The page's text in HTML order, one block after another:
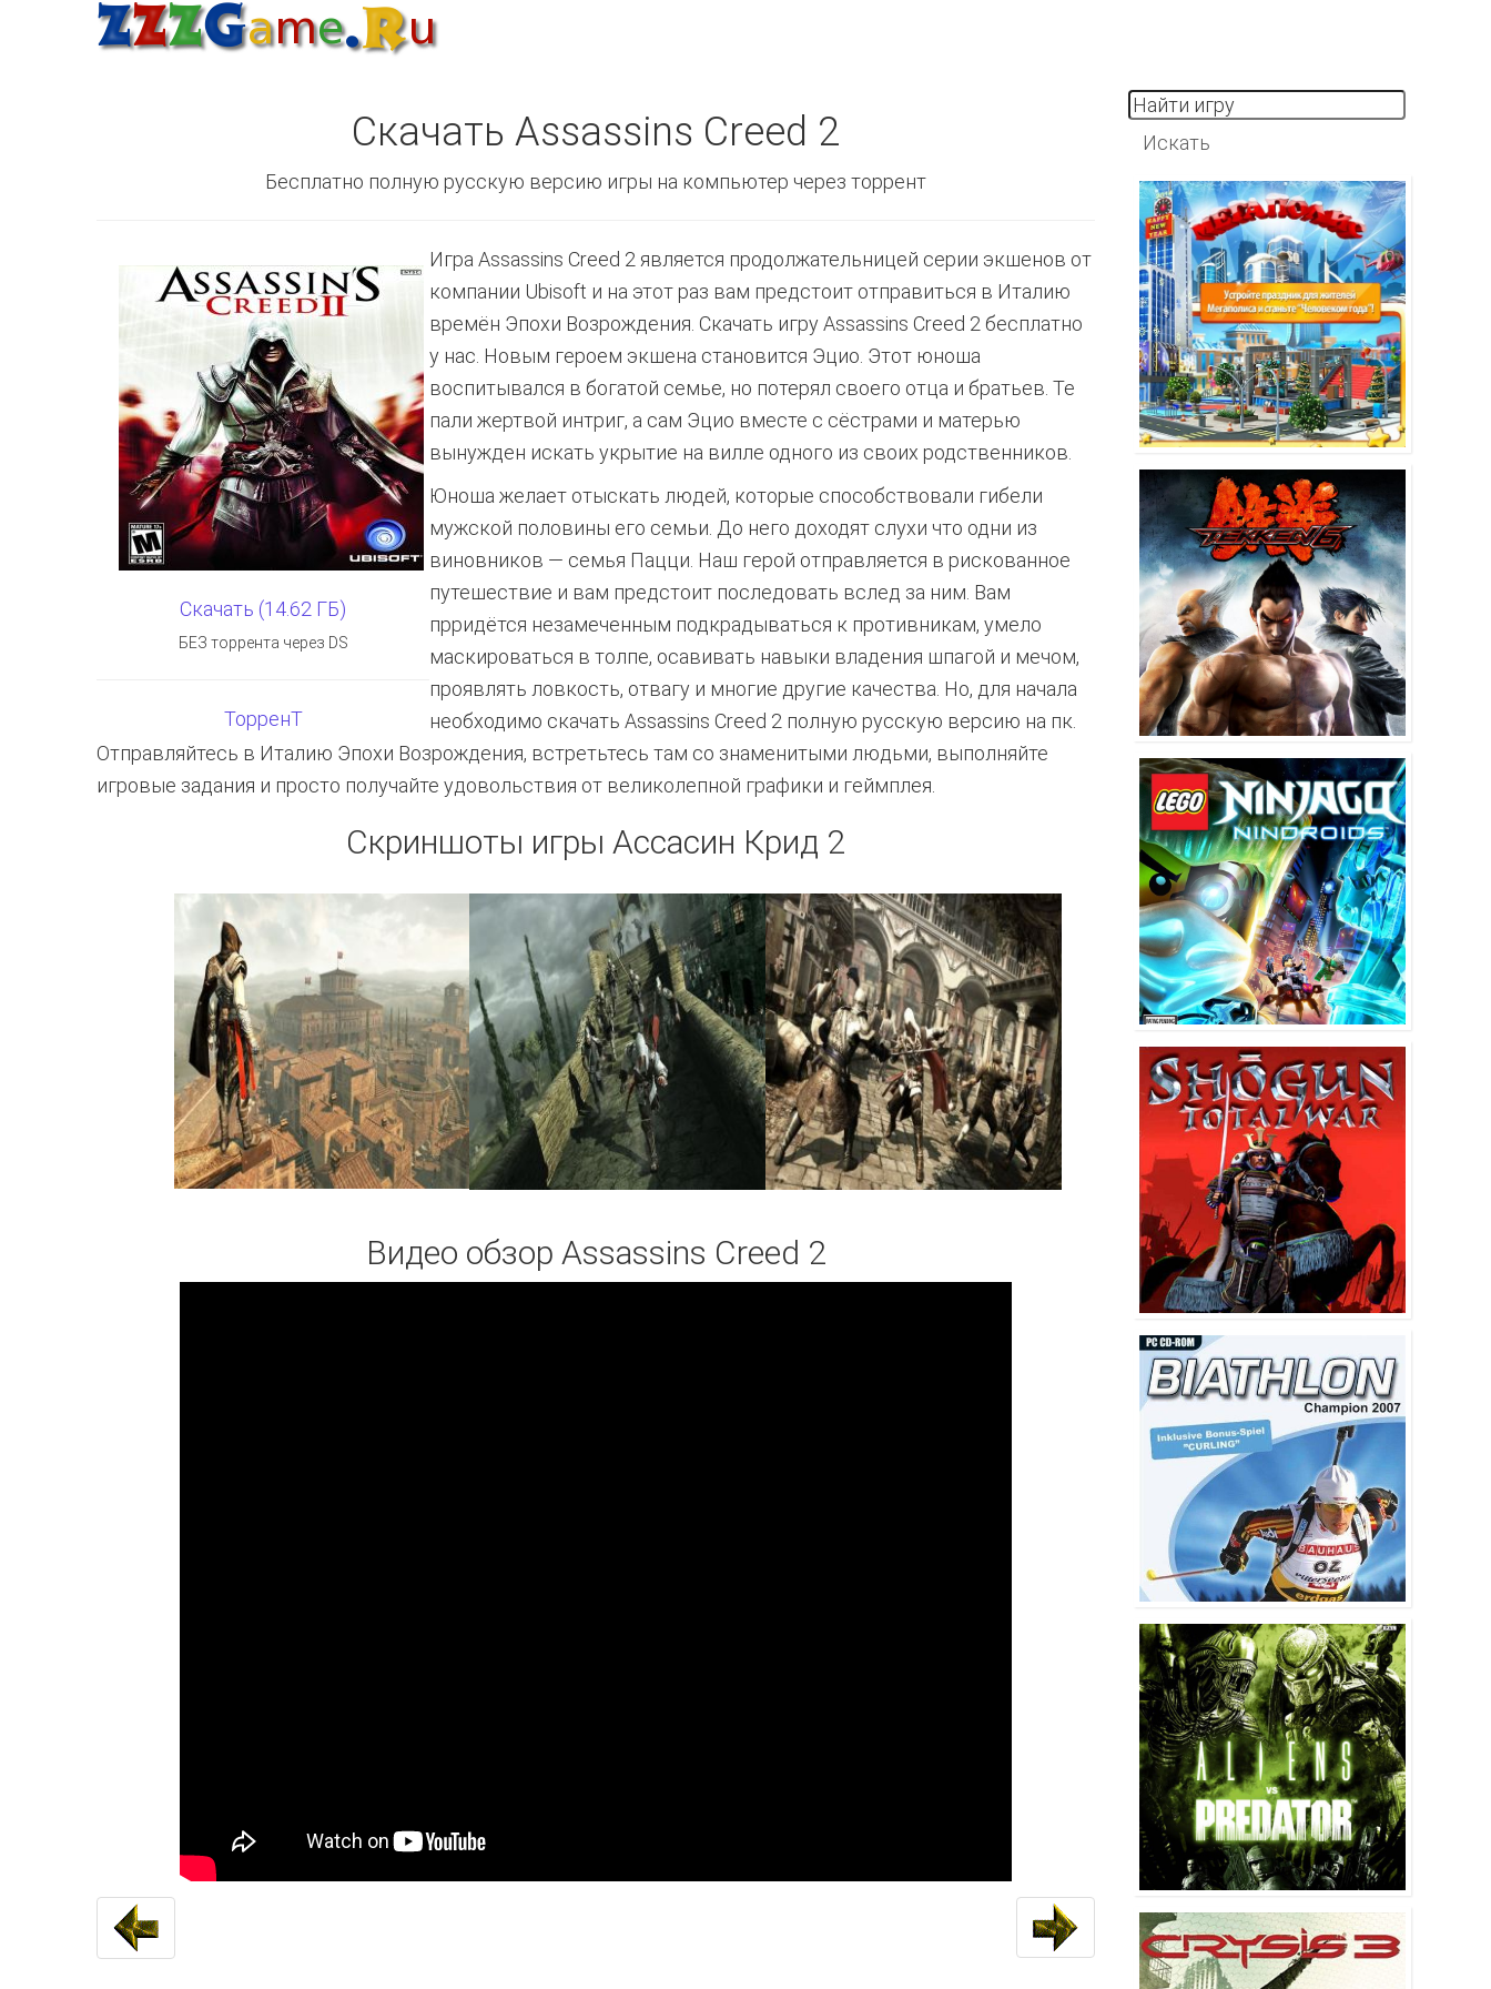
Скачать Assassins Creed 2
Бесплатно полную русскую версию игры на компьютер через торрент
Скачать (14.62 ГБ)
БЕЗ торрента через DS
ТорренТ
Игра Assassins Creed 2 является продолжательницей серии экшенов от
компании Ubisoft и на этот раз вам предстоит отправиться в Италию
времён Эпохи Возрождения. Скачать игру Assassins Creed 2 бесплатно
у нас. Новым героем экшена становится Эцио. Этот юноша
воспитывался в богатой семье, но потерял своего отца и братьев. Те
пали жертвой интриг, а сам Эцио вместе с сёстрами и матерью
вынужден искать укрытие на вилле одного из своих родственников.
Юноша желает отыскать людей, которые способствовали гибели
мужской половины его семьи. До него доходят слухи что одни из
виновников — семья Пацци. Наш герой отправляется в рискованное
путешествие и вам предстоит последовать вслед за ним. Вам
прридётся незамеченным подкрадываться к противникам, умело
маскироваться в толпе, осавивать навыки владения шпагой и мечом,
проявлять ловкость, отвагу и многие другие качества. Но, для начала
необходимо скачать Assassins Creed 2 полную русскую версию на пк.
Отправляйтесь в Италию Эпохи Возрождения, встретьтесь там со знаменитыми людьми, выполняйте
игровые задания и просто получайте удовольствия от великолепной графики и геймплея.
Скриншоты игры Ассасин Крид 2
Видео обзор Assassins Creed 2